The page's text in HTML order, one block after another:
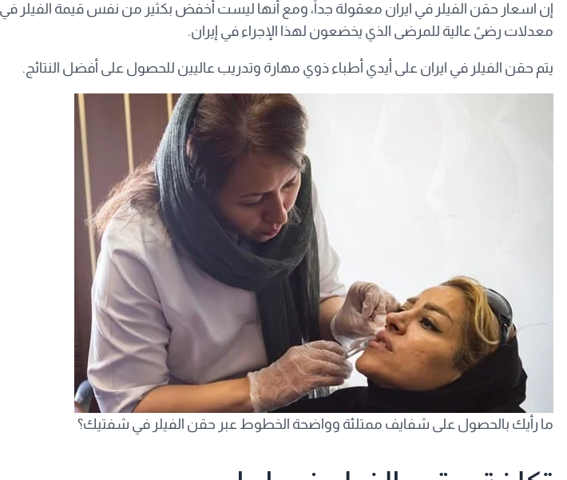
إن اسعار حقن الفيلر في ايران معقولة جداً، ومع أنها ليست أخفض بكثير من نفس قيمة الفيلر في
معدلات رضىً عالية للمرضى الذي يخضعون لهذا الإجراء في إيران.
يتم حقن الفيلر في ايران على أيدي أطباء ذوي مهارة وتدريب عاليين للحصول على أفضل النتائج.
ما رأيك بالحصول على شفايف ممتلئة وواضحة الخطوط عبر حقن الفيلر في شفتيك؟